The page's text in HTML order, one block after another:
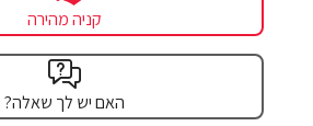
קניה מהירה
האם יש לך שאלה?